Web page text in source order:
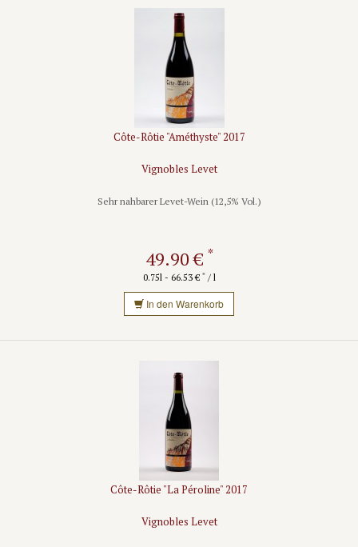
Côte-Rôtie "Améthyste" 2017
Vignobles Levet
Sehr nahbarer Levet-Wein (12,5% Vol.)
49.90 € *
0.75l - 66.53 € */ l
In den Warenkorb
Côte-Rôtie "La Péroline" 2017
Vignobles Levet